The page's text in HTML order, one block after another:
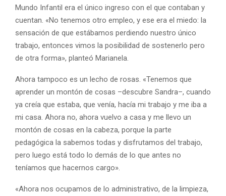
Mundo Infantil era el único ingreso con el que contaban y
cuentan. «No tenemos otro empleo, y ese era el miedo: la
sensación de que estábamos perdiendo nuestro único
trabajo, entonces vimos la posibilidad de sostenerlo pero
de otra forma», planteó Marianela.
Ahora tampoco es un lecho de rosas. «Tenemos que
aprender un montón de cosas –descubre Sandra–, cuando
ya creía que estaba, que venía, hacía mi trabajo y me iba a
mi casa. Ahora no, ahora vuelvo a casa y me llevo un
montón de cosas en la cabeza, porque la parte
pedagógica la sabemos todas y disfrutamos del trabajo,
pero luego está todo lo demás de lo que antes no
teníamos que hacernos cargo».
«Ahora nos ocupamos de lo administrativo, de la limpieza,